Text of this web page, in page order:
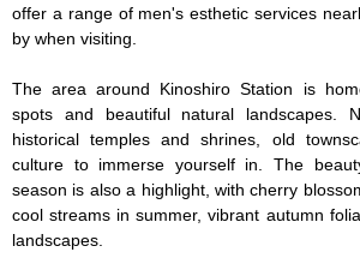
offer a range of men's esthetic services
by when visiting.
The area around Kinoshiro Station is
spots and beautiful natural landscapes.
historical temples and shrines, old
culture to immerse yourself in. The
season is also a highlight, with cherry
cool streams in summer, vibrant autumn
landscapes.